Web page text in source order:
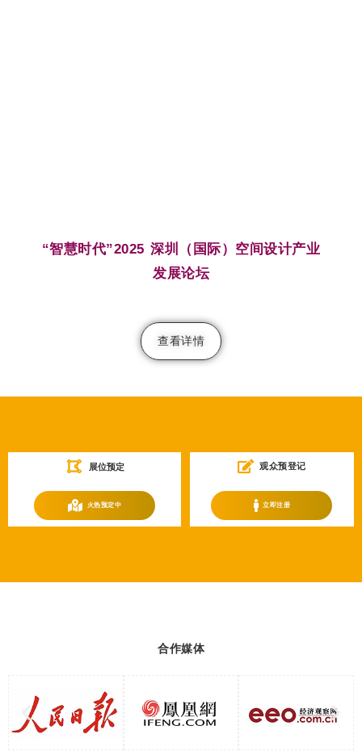
“智慧时代”2025 深圳（国际）空间设计产业
发展论坛
查看详情
展位预定
火热预定中
观众预登记
立即注册
合作媒体